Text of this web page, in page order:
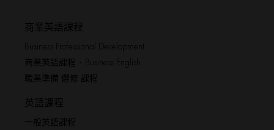
商業英語課程
Business Professional Development
商業英語課程 ･ Business English
職業準備 選修 課程
英語課程
一般英語課程